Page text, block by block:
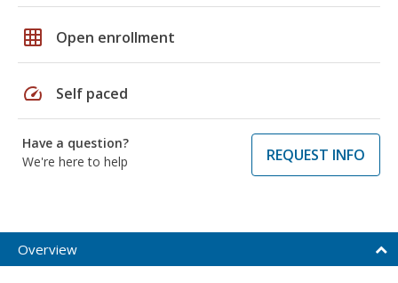
grid_on Open enrollment
speed Self paced
Have a question?
We're here to help
REQUEST INFO
Overview